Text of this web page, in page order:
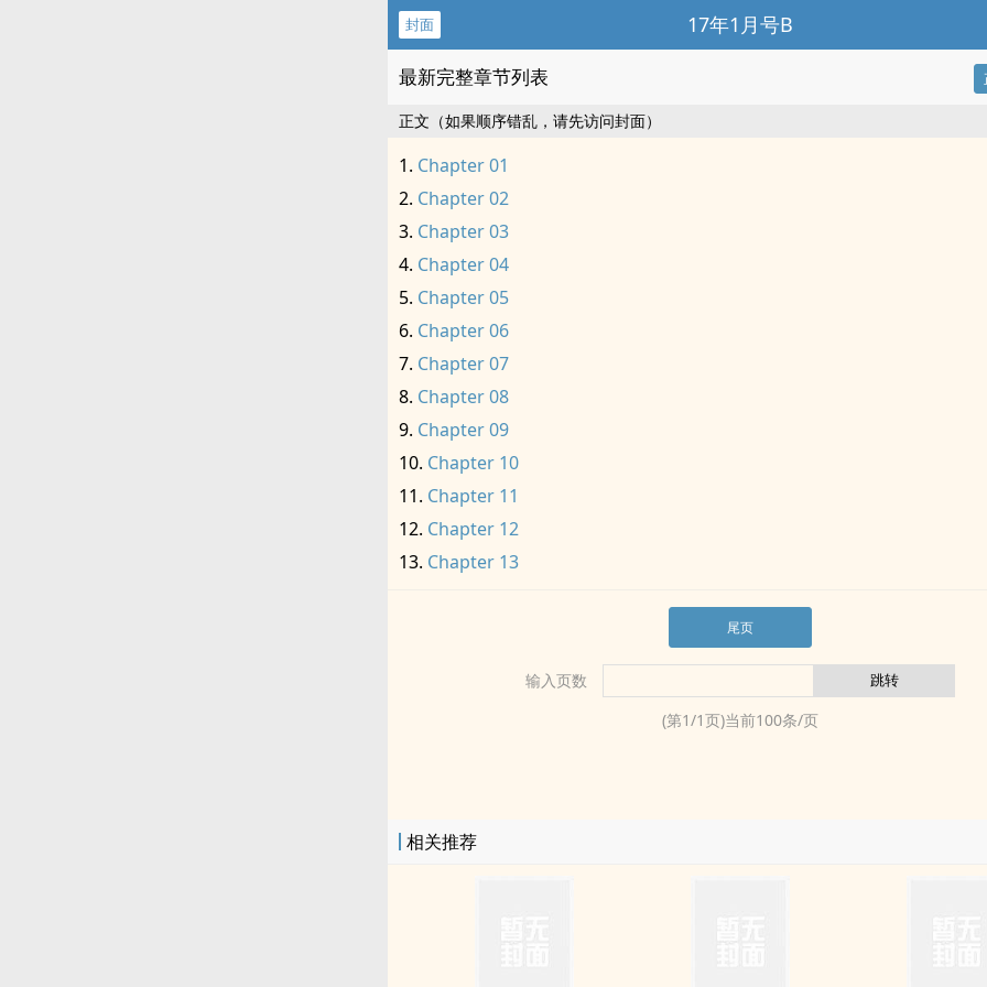
封面 17年1月号B
最新完整章节列表
正文（如果顺序错乱，请先访问封面）
Chapter 01
Chapter 02
Chapter 03
Chapter 04
Chapter 05
Chapter 06
Chapter 07
Chapter 08
Chapter 09
Chapter 10
Chapter 11
Chapter 12
Chapter 13
尾页
输入页数
(第1/1页)当前100条/页
相关推荐